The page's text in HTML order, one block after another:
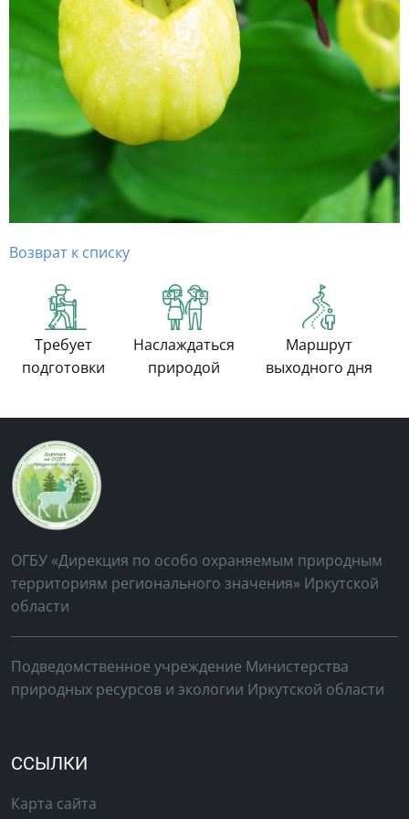
Возврат к списку
Требует
подготовки
Наслаждаться
природой
Маршрут
выходного дня
ОГБУ «Дирекция по особо охраняемым природным
территориям регионального значения» Иркутской
области
Подведомственное учреждение Министерства
природных ресурсов и экологии Иркутской области
ССЫЛКИ
Карта сайта